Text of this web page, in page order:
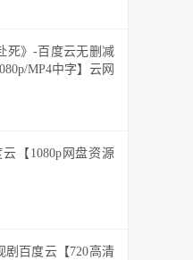
死》-百度云无删减
MP4中字】云网
【1080p网盘资源
剧百度云【720高清